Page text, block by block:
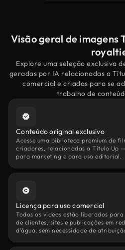
Visão geral de imagens
Explore uma seleção exclusiva
geradas por IA relacionadas a
comercial e criadas para se
trabalho de
Conteúdo original exclusivo
Acesse uma biblioteca premium de
criadores, relacionadas a Título Up
para marketing e para uso editorial.
Licença para uso comercial
Todos os vídeos estão liberados
de clientes, sites e publicações em
d'água, sem necessidade de